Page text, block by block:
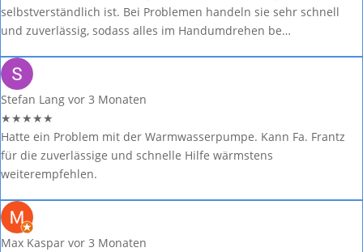
selbstverständlich ist. Bei Problemen handeln sie sehr schnell
und zuverlässig, sodass alles im Handumdrehen be…
Stefan Lang vor 3 Monaten
★★★★★
Hatte ein Problem mit der Warmwasserpumpe. Kann Fa. Frantz
für die zuverlässige und schnelle Hilfe wärmstens
weiterempfehlen.
Max Kaspar vor 3 Monaten